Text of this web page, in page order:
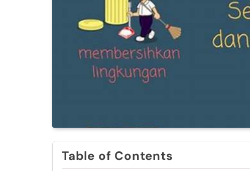
Table of Contents